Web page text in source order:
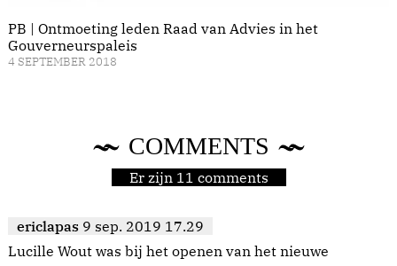
PB | Ontmoeting leden Raad van Advies in het
Gouverneurspaleis
4 SEPTEMBER 2018
COMMENTS
Er zijn 11 comments
ericlapas 9 sep. 2019 17.29
Lucille Wout was bij het openen van het nieuwe